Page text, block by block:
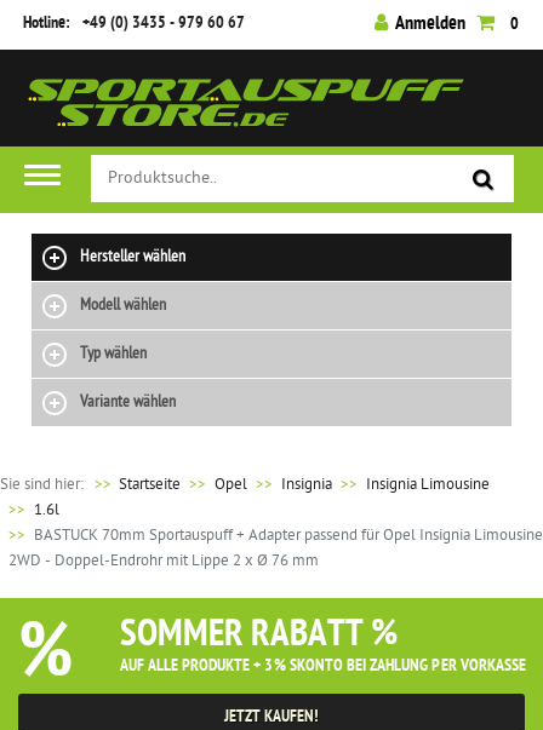
Hotline: +49 (0) 3435 - 979 60 67 Anmelden 0
Hersteller wählen
Modell wählen
Typ wählen
Variante wählen
Sie sind hier: >> Startseite Opel Insignia
Insignia Limousine
1.6l
BASTUCK 70mm Sportauspuff + Adapter passend für Opel Insignia Limousine
2WD - Doppel-Endrohr mit Lippe 2 x Ø 76 mm
% SOMMER RABATT %
AUF ALLE PRODUKTE + 3% SKONTO BEI ZAHLUNG PER VORKASSE
JETZT KAUFEN!